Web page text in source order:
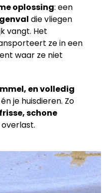
oplossing: een
die vliegen
vangt. Het
ze in een
waar ze niet
en volledig
je huisdieren. Zo
frisse, schone